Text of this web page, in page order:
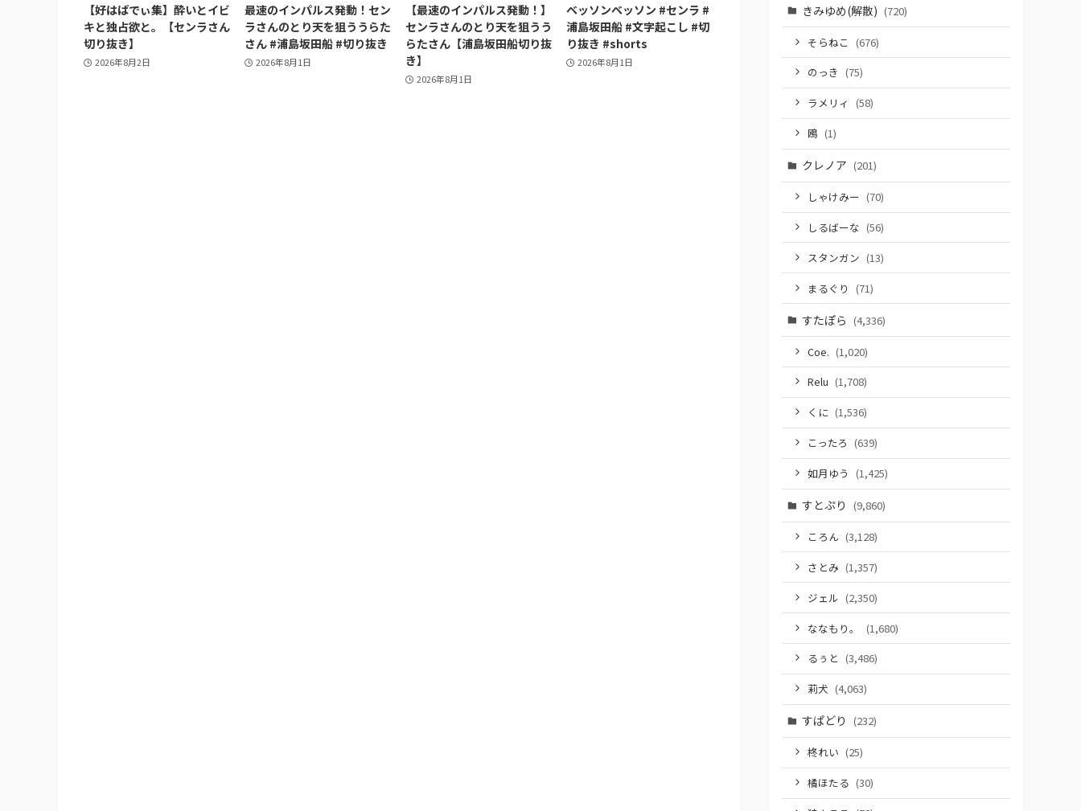
【好はばでぃ集】酔いとイビ
キと独占欲と。【センラさん
切り抜き】
2026年8月2日
最速のインパルス発動！セン
ラさんのとり天を狙ううらた
さん #浦島坂田船 #切り抜き
2026年8月1日
【最速のインパルス発動！】
センラさんのとり天を狙うう
らたさん【浦島坂田船切り抜
き】
2026年8月1日
ベッソンベッソン #センラ #
浦島坂田船 #文字起こし #切
り抜き #shorts
2026年8月1日
きみゆめ(解散) (720)
そらねこ (676)
のっき (75)
ラメリィ (58)
鴎 (1)
クレノア (201)
しゃけみー (70)
しるばーな (56)
スタンガン (13)
まるぐり (71)
すたぽら (4,336)
Coe. (1,020)
Relu (1,708)
くに (1,536)
こったろ (639)
如月ゆう (1,425)
すとぷり (9,860)
ころん (3,128)
さとみ (1,357)
ジェル (2,350)
ななもり。
(1,680)
るぅと (3,486)
莉犬 (4,063)
すぱどり (232)
柊れい (25)
橘ほたる (30)